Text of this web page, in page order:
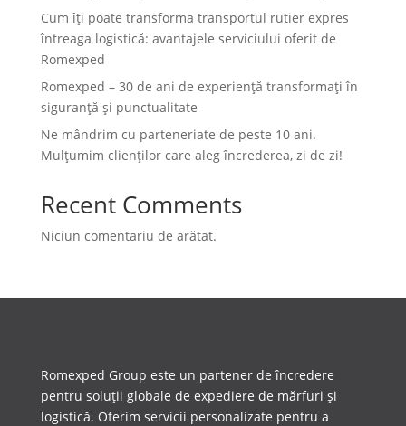
Cum îți poate transforma transportul rutier expres
întreaga logistică: avantajele serviciului oferit de
Romexped
Romexped – 30 de ani de experiență transformați în
siguranță și punctualitate
Ne mândrim cu parteneriate de peste 10 ani.
Mulțumim clienților care aleg încrederea, zi de zi!
Recent Comments
Niciun comentariu de arătat.
Romexped Group este un partener de încredere
pentru soluții globale de expediere de mărfuri și
logistică. Oferim servicii personalizate pentru a